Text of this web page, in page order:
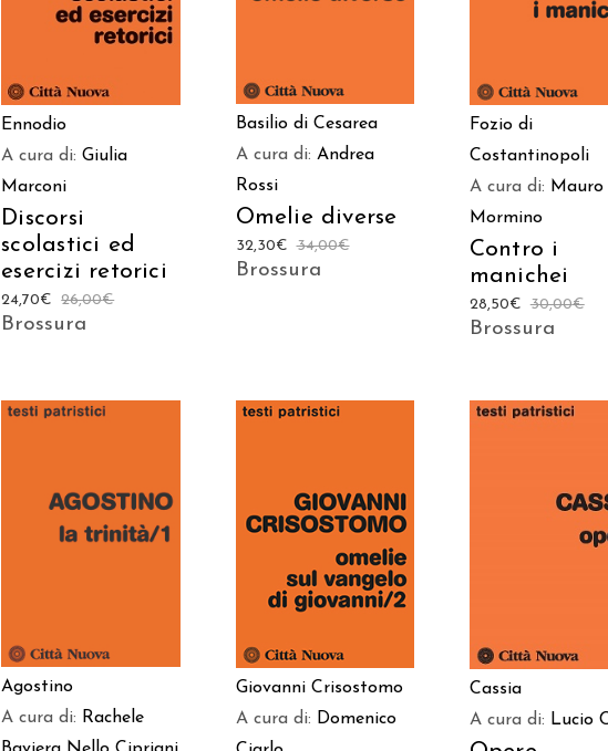
Ennodio
A cura di:Giulia
Marconi
Discorsi
scolastici ed
esercizi retorici
26,00€
24,70€
Brossura
Basilio di Cesarea
A cura di: Andrea
Rossi
Omelie diverse
34,00€
32,30€
Brossura
Fozio di
Costantinopoli
A cura di: Mauro
Mormino
Contro i
manichei
30,00€
28,50€
Brossura
Agostino
A cura di: Rachele
AGGIUNGI AL
CARRELLO
Giovanni Crisostomo
A cura di: Domenico
Cassia
A cura di: Lucio